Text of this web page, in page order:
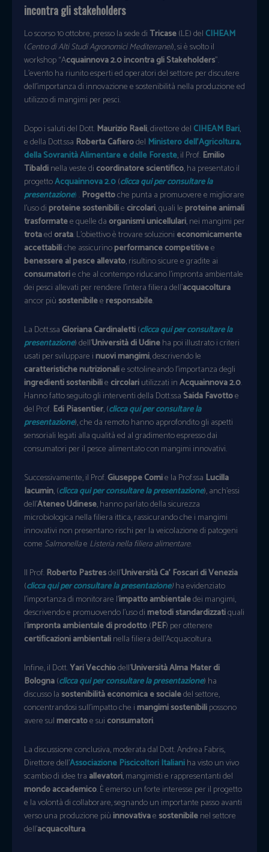
incontra gli stakeholders
Lo scorso 10 ottobre, presso la sede diTricase(LE) del CIHEAM
(Centro di Alti Studi Agronomici Mediterranei), si è svolto il
workshop “Acquainnova 2.0 incontra gli Stakeholders”.
L’evento ha riunito esperti ed operatori del settore per discutere
dell’importanza di innovazione e sostenibilità nella produzione ed
utilizzo di mangimi per pesci.
Dopo i saluti del Dott.Maurizio Raeli, direttore del CIHEAM Bari,
e della Dott.ssa Roberta Cafierodel Ministero dell’Agricoltura,
della Sovranità Alimentare e delle Foreste, il Prof.Emilio
Tibaldinella veste dicoordinatore scientifico, ha presentato il
progettoAcquainnova 2.0(clicca qui per consultare la
presentazione).Progettoche punta a promuovere e migliorare
l’uso diproteine sostenibiliecircolari, quali leproteine animali
trasformatee quelle daorganismi unicellulari, nei mangimi per
trotaedorata. L’obiettivo è trovare soluzioni economicamente
accettabiliche assicurinoperformance competitivee
benessere al pesce allevato, risultino sicure e gradite ai
consumatorie che al contempo riducano l’impronta ambientale
dei pesci allevati per rendere l’intera filiera dell’acquacoltura
ancor piùsostenibileeresponsabile.
La Dott.ssaGloriana Cardinaletti(clicca qui per consultare la
presentazione) dell’Università di Udineha poi illustrato i criteri
usati per sviluppare inuovi mangimi, descrivendo le
caratteristiche nutrizionalie sottolineando l’importanza degli
ingredienti sostenibiliecircolariutilizzati inAcquainnova 2.0.
Hanno fatto seguito gli interventi della Dott.ssaSaida Favottoe
del Prof.Edi Piasentier, (clicca qui per consultare la
presentazione), che da remoto hanno approfondito gli aspetti
sensoriali legati alla qualità ed al gradimento espresso dai
consumatori per il pesce alimentato con mangimi innovativi.
Successivamente, il Prof.Giuseppe Comie la Prof.ssa Lucilla
Iacumin, (clicca qui per consultare la presentazione), anch’essi
dell’Ateneo Udinese, hanno parlato della sicurezza
microbiologica nella filiera ittica, rassicurando che i mangimi
innovativi non presentano rischi per la veicolazione di patogeni
come Salmonellae Listeria nella filiera alimentare.
Il Prof.Roberto Pastresdell’Università Ca’ Foscari di Venezia
(clicca qui per consultare la presentazione)ha evidenziato
l’importanza di monitorare l’impatto ambientaledei mangimi,
descrivendo e promuovendo l’uso dimetodi standardizzatiquali
l’impronta ambientale di prodotto(PEF) per ottenere
certificazioni ambientalinella filiera dell’Acquacoltura.
Infine, il Dott.Yari Vecchiodell’Università Alma Mater di
Bologna(clicca qui per consultare la presentazione) ha
discusso lasostenibilità economica e socialedel settore,
concentrandosi sull’impatto che imangimi sostenibilipossono
avere sulmercatoe suiconsumatori.
La discussione conclusiva, moderata dal Dott. Andrea Fabris,
Direttore dell’Associazione Piscicoltori Italianiha visto un vivo
scambio di idee tra allevatori, mangimisti e rappresentanti del
mondo accademico. È emerso un forte interesse per il progetto
e la volontà di collaborare, segnando un importante passo avanti
verso una produzione piùinnovativaesostenibilenel settore
dell’acquacoltura.